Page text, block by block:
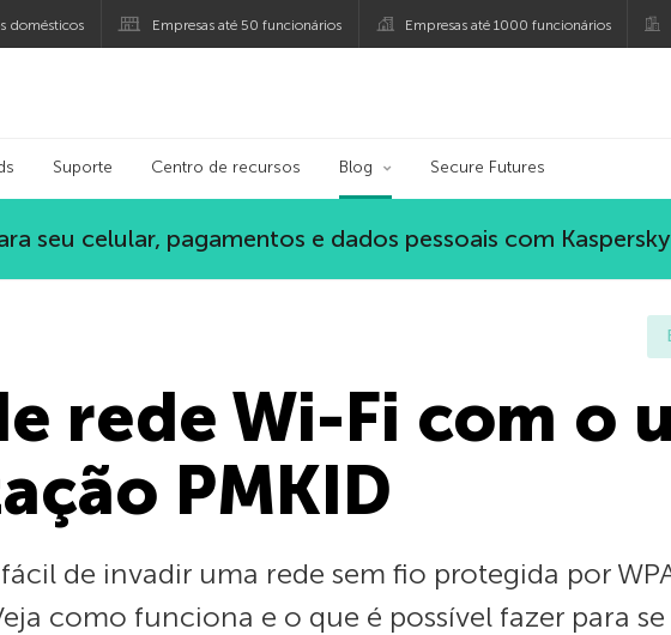
domésticos Empresas até 50 funcionários Empresas até 1000 funcionários
Suporte Centro de recursos Blog Secure Futures
seu celular, pagamentos e dados pessoais com Kaspersky
rede Wi-Fi com o
PMKID
de invadir uma rede sem fio protegida por
como funciona e o que é possível fazer para